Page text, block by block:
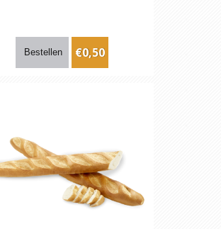
€0,50